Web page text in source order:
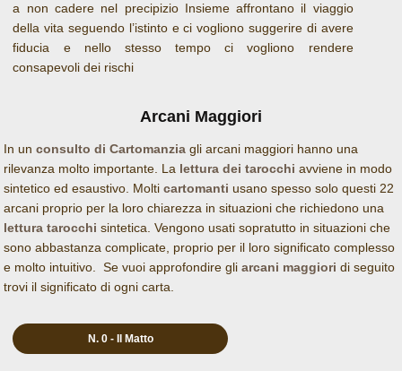
a non cadere nel precipizio Insieme affrontano il viaggio
della vita seguendo l’istinto e ci vogliono suggerire di avere
fiducia e nello stesso tempo ci vogliono rendere
consapevoli dei rischi
Arcani Maggiori
In unconsulto di Cartomanzia gli arcani maggiori hanno una
rilevanza molto importante. La lettura dei tarocchi avviene in modo
sintetico ed esaustivo. Molticartomanti usano spesso solo questi 22
arcani proprio per la loro chiarezza in situazioni che richiedono una
lettura tarocchi sintetica. Vengono usati sopratutto in situazioni che
sono abbastanza complicate, proprio per il loro significato complesso
e molto intuitivo. Se vuoi approfondire gliarcani maggiori di seguito
trovi il significato di ogni carta.
N. 0 - Il Matto